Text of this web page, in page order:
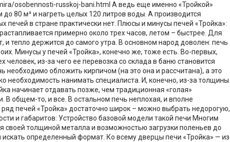
osobennosti-russkoj-bani.html А ведь еще именно «Тройкой»
80 м³ и нагреть целых 120 литров воды. А производится
печей в стране практически нет. Плюсы и минусы печей «Тройка»:
примерно около трех часов, летом – быстрее. Для
и тепло держится до самого утра. В основном народ доволен: печь
Минусы у печей «Тройка», конечно же, тоже есть. Во-первых,
из-за чего ее перевозка со склада в баню становится
необходимо обложить кирпичом (на это она и рассчитана), а это
необходимость нанимать специалиста. И, конечно, из-за толщины
начинает отдавать позже, чем традиционная «голая»
В общем-то, и все. В остальном печь неплохая, и вполне
печей «Тройка» достаточно широк – можно выбрать недорогую,
и габаритов: Устройство базовой модели такой печи Многим
своей толщиной металла и возможностью загрузки поленьев до
определенный формат. Ко всему дверцы печи «Тройка» — из